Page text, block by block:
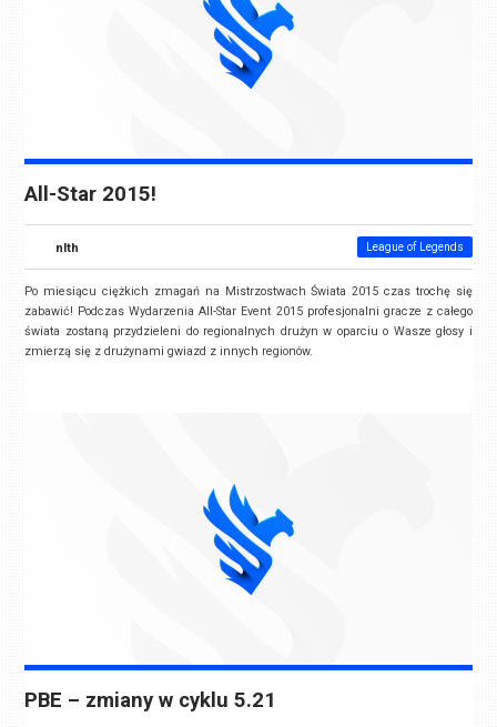
All-Star 2015!
nlth League of Legends
Po miesiącu ciężkich zmagań na Mistrzostwach Świata 2015 czas trochę się
zabawić! Podczas Wydarzenia All-Star Event 2015 profesjonalni gracze z całego
świata zostaną przydzieleni do regionalnych drużyn w oparciu o Wasze głosy i
zmierzą się z drużynami gwiazd z innych regionów.
PBE – zmiany w cyklu 5.21